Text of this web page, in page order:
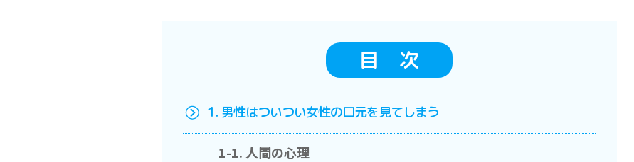
目 次
1. 男性はついつい女性の口元を見てしまう
1-1. 人間の心理